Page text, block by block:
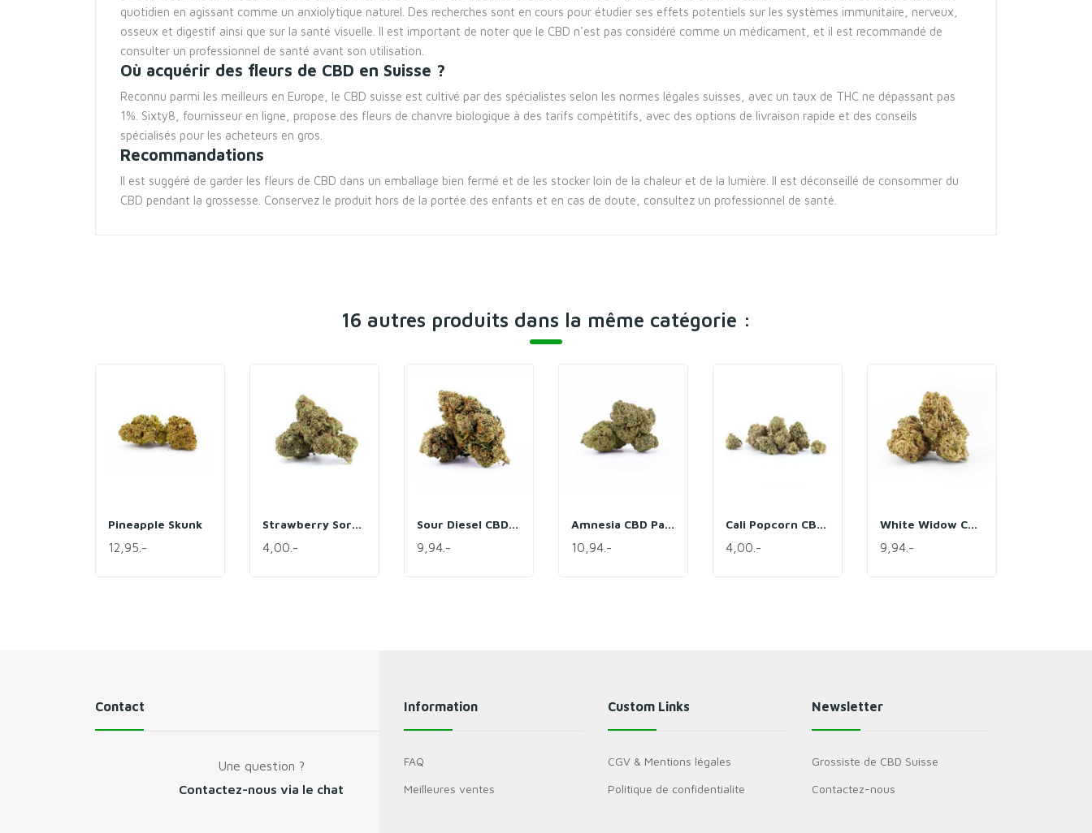
quotidien en agissant comme un anxiolytique naturel. Des recherches sont en cours pour étudier ses effets potentiels sur les systèmes immunitaire, nerveux,
osseux et digestif ainsi que sur la santé visuelle. Il est important de noter que le CBD n'est pas considéré comme un médicament, et il est recommandé de
consulter un professionnel de santé avant son utilisation.
Où acquérir des fleurs de CBD en Suisse ?
Reconnu parmi les meilleurs en Europe, le CBD suisse est cultivé par des spécialistes selon les normes légales suisses, avec un taux de THC ne dépassant pas
1%. Sixty8, fournisseur en ligne, propose des fleurs de chanvre biologique à des tarifs compétitifs, avec des options de livraison rapide et des conseils
spécialisés pour les acheteurs en gros.
Recommandations
Il est suggéré de garder les fleurs de CBD dans un emballage bien fermé et de les stocker loin de la chaleur et de la lumière. Il est déconseillé de consommer du
CBD pendant la grossesse. Conservez le produit hors de la portée des enfants et en cas de doute, consultez un professionnel de santé.
16 autres produits dans la même catégorie :
Pineapple Skunk
12,95.-
Strawberry Sorbet CBD (22%)
4,00.-
Sour Diesel CBD Pack
9,94.-
Amnesia CBD Pack
10,94.-
Cali Popcorn CBD (24%)
4,00.-
White Widow CBD Pack
9,94.-
Contact
Une question ?
Contactez-nous via le chat
Information
FAQ
Meilleures ventes
Custom Links
CGV & Mentions légales
Politique de confidentialite
Newsletter
Grossiste de CBD Suisse
Contactez-nous